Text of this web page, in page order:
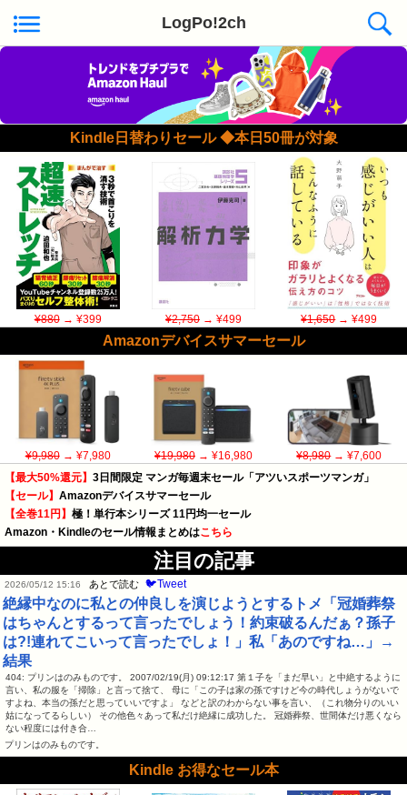
LogPo!2ch
Kindle日替わりセール ◆本日50冊が対象
¥880→ ¥399 ¥2,750→ ¥499 ¥1,650→ ¥499
Amazonデバイスサマーセール
¥9,980→ ¥7,980 ¥19,980→ ¥16,980 ¥8,980→ ¥7,600
【最大50%還元】 3日間限定 マンガ毎週末セール「アツいスポーツマンガ」
【セール】 Amazonデバイスサマーセール
【全巻11円】 極！単行本シリーズ 11円均一セール
Amazon・Kindleのセール情報まとめはこちら
注目の記事
2026/05/12 15:16 あとで読む 🐦Tweet
絶縁中なのに私との仲良しを演じようとするトメ「冠婚葬祭
はちゃんとするって言ったでしょう！約束破るんだぁ？孫子
は?!連れてこいって言ったでしょ！」私「あのですね…」→
結果
404: プリンはのみものです。 2007/02/19(月) 09:12:17 第１子を「まだ早い」と中絶するように
言い、私の服を「掃除」と言って捨て、 母に「この子は家の孫ですけど今の時代しょうがないで
すよね、本当の孫だと思っていいですよ」 などと訳のわからない事を言い、（これ物分りのいい
姑になってるらしい） その他色々あって私だけ絶縁に成功した。 冠婚葬祭、世間体だけ悪くなら
ない程度には付き合…
プリンはのみものです。
Kindle お得なセール本